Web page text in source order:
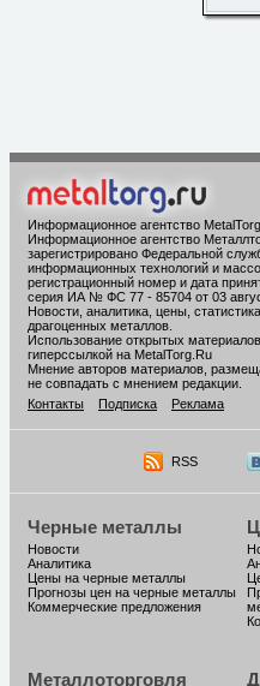
Информационное агентство
Информационное агентство
зарегистрировано Федеральной
информационных технологий и
регистрационный номер и дата
серия ИА № ФС 77 - 85704 от 03
Новости, аналитика, цены,
драгоценных металлов.
Использование открытых
гиперссылкой на MetalTorg.Ru
Мнение авторов материалов,
не совпадать с мнением редакции.
Контакты
Подписка Реклама
RSS
Черные металлы
Новости
Аналитика
Цены на черные металлы
Прогнозы цен на черные металлы
Коммерческие предложения
Металлоторговля